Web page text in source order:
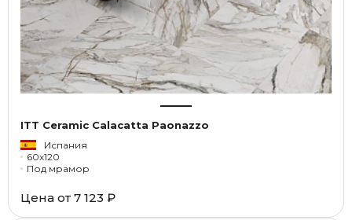
ITT Ceramic Calacatta Paonazzo
Испания
60x120
Под мрамор
Цена от 7 123 ₽